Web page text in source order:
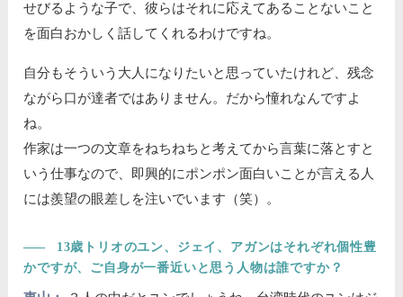
せびるような子で、彼らはそれに応えてあることないこと
を面白おかしく話してくれるわけですね。
自分もそういう大人になりたいと思っていたけれど、残念
ながら口が達者ではありません。だから憧れなんですよ
ね。
作家は一つの文章をねちねちと考えてから言葉に落とすと
いう仕事なので、即興的にポンポン面白いことが言える人
には羨望の眼差しを注いでいます（笑）。
――
13歳トリオのユン、ジェイ、アガンはそれぞれ個性豊
かですが、ご自身が一番近いと思う人物は誰ですか？